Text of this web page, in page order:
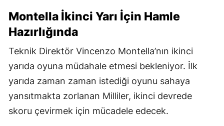
Montella İkinci Yarı İçin Hamle
Hazırlığında
Teknik Direktör Vincenzo Montella’nın ikinci
yarıda oyuna müdahale etmesi bekleniyor. İlk
yarıda zaman zaman istediği oyunu sahaya
yansıtmakta zorlanan Milliler, ikinci devrede
skoru çevirmek için mücadele edecek.